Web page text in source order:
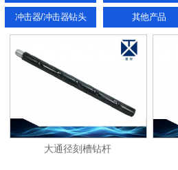
冲击器/冲击器钻头 其他产品
大通径刻槽钻杆